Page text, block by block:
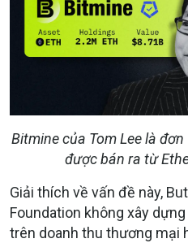
Bitmine của Tom Lee là
được bán ra từ
Giải thích về vấn đề này,
Foundation không xây
trên doanh thu thương mại